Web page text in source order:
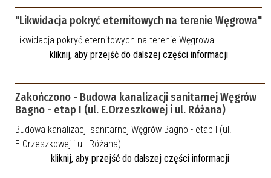
"Likwidacja pokryć eternitowych na terenie Węgrowa"
Likwidacja pokryć eternitowych na terenie Węgrowa.
kliknij, aby przejść do dalszej części informacji
Zakończono - Budowa kanalizacji sanitarnej Węgrów
Bagno - etap I (ul. E.Orzeszkowej i ul. Różana)
Budowa kanalizacji sanitarnej Węgrów Bagno - etap I (ul.
E.Orzeszkowej i ul. Różana).
kliknij, aby przejść do dalszej części informacji